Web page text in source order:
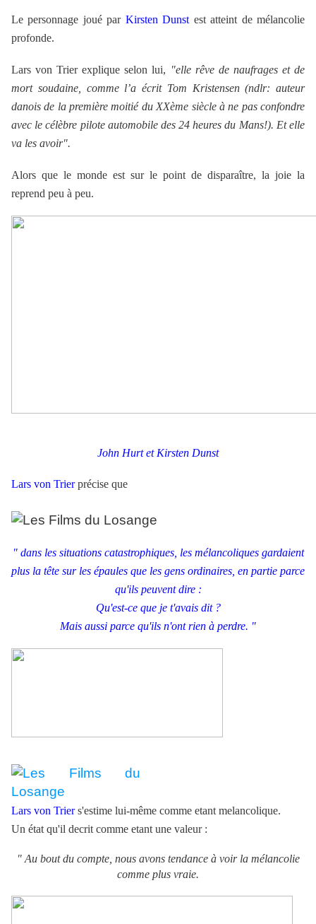
Le personnage joué par Kirsten Dunst est atteint de mélancolie
profonde.
Lars von Trier explique selon lui, "elle rêve de naufrages et de
mort soudaine, comme l’a écrit Tom Kristensen (ndlr: auteur
danois de la première moitié du XXème siècle à ne pas confondre
avec le célèbre pilote automobile des 24 heures du Mans!). Et elle
va les avoir".
Alors que le monde est sur le point de disparaître, la joie la
reprend peu à peu.
John Hurt et Kirsten Dunst
Lars von Trierprécise que
" dans les situations catastrophiques, les mélancoliques gardaient
plus la tête sur les épaules que les gens ordinaires, en partie parce
qu'ils peuvent dire :
Qu'est-ce que je t'avais dit ?
Mais aussi parce qu'ils n'ont rien à perdre. "
Lars von Trier s'estime lui-même comme etant melancolique.
Un état qu'il decrit comme etant une valeur :
" Au bout du compte, nous avons tendance à voir la mélancolie
comme plus vraie.